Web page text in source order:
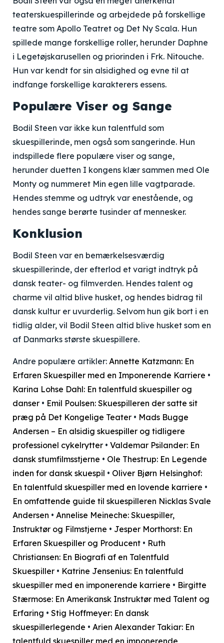
teaterskuespillerinde og arbejdede på forskellige
teatre som Apollo Teatret og Det Ny Scala. Hun
spillede mange forskellige roller, herunder Daphne
i Legetøjskarusellen og priorinden i Frk. Nitouche.
Hun var kendt for sin alsidighed og evne til at
indfange forskellige karakterers essens.
Populære Viser og Sange
Bodil Steen var ikke kun talentfuld som
skuespillerinde, men også som sangerinde. Hun
indspillede flere populære viser og sange,
herunder duetten I kongens klær sammen med Ole
Monty og nummeret Min egen lille vagtparade.
Hendes stemme og udtryk var enestående, og
hendes sange berørte tusinder af mennesker.
Konklusion
Bodil Steen var en bemærkelsesværdig
skuespillerinde, der efterlod et varigt indtryk på
dansk teater- og filmverden. Hendes talent og
charme vil altid blive husket, og hendes bidrag til
dansk kultur er uvurderlig. Selvom hun gik bort i en
tidlig alder, vil Bodil Steen altid blive husket som en
af Danmarks største skuespillere.
Andre populære artikler: Annette Katzmann: En
Erfaren Skuespiller med en Imponerende Karriere •
Karina Lohse Dahl: En talentfuld skuespiller og
danser • Emil Poulsen: Skuespilleren der satte sit
præg på Det Kongelige Teater • Mads Bugge
Andersen – En alsidig skuespiller og tidligere
professionel cykelrytter • Valdemar Psilander: En
dansk stumfilmsstjerne • Ole Thestrup: En Legende
inden for dansk skuespil • Oliver Bjørn Helsinghof:
En talentfuld skuespiller med en lovende karriere •
En omfattende guide til skuespilleren Nicklas Svale
Andersen • Annelise Meineche: Skuespiller,
Instruktør og Filmstjerne • Jesper Morthorst: En
Erfaren Skuespiller og Producent • Ruth
Christiansen: En Biografi af en Talentfuld
Skuespiller • Katrine Jensenius: En talentfuld
skuespiller med en imponerende karriere • Birgitte
Stærmose: En Amerikansk Instruktør med Talent og
Erfaring • Stig Hoffmeyer: En dansk
skuespillerlegende • Arien Alexander Takiar: En
talentfuld skuespiller med en imponerende